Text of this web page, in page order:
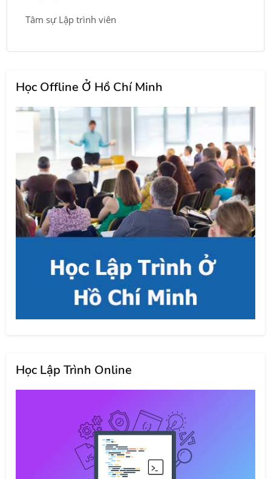
Tâm sự Lập trình viên
Học Offline Ở Hồ Chí Minh
Học Lập Trình Online